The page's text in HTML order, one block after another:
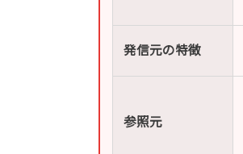
発信元の特徴
参照元